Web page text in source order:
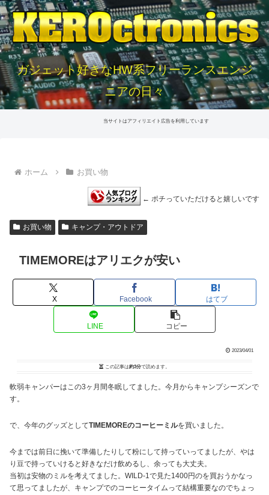
ガジェット好きなHW系フリーランスエンジ
ニアの日々
当サイトはアフィリエイト広告を利用しています
ホーム お買い物
← ポチっていただけると嬉しいです
お買い物 キャンプ・アウトドア
TIMEMOREはアリエクが安い
X Facebook はてブ
LINE コピー
2023/04/01
この記事は約3分で読めます。
軟弱キャンパーはこの3ヶ月間冬眠してました。今月からキャンプシーズンで
す。
で、今年のグッズとしてTIMEMOREのコーヒーミルを買いました。
今までは前日に挽いて準備したりして粉にして持っていってましたが、やは
り豆で持っていけると好きなだけ飲めるし、余っても大丈夫。
当初は安物のミルを考えてました。WILD-1で見た1400円のを買おうかなっ
て思ってましたが、キャンプでのコーヒータイムって結構重要なのでちょっ